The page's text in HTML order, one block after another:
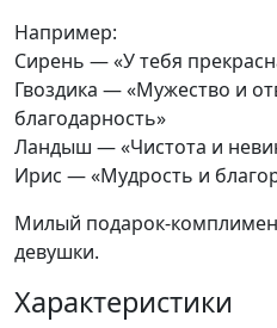
Например:
Сирень — «У тебя
Гвоздика — «Мужество и
благодарность»
Ландыш — «Чистота и
Ирис — «Мудрость и
Милый подарок-
девушки.
Характеристики